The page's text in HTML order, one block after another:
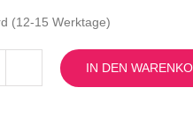
(12-15 Werktage)
IN DEN